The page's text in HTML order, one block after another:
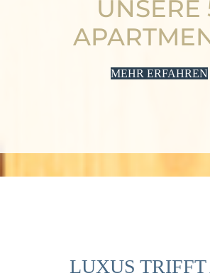
UNSERE
MEHR ERFAHREN
LUXUS TRIFFT